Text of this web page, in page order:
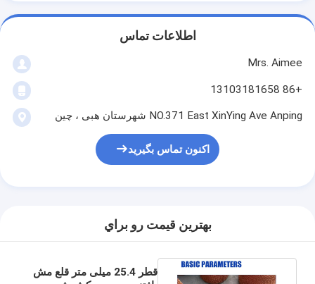
اطلاعات تماس
Mrs. Aimee
+86 13103181658
NO.371 East XinYing Ave Anping شهرستان هبی ، چین
اکنون تماس بگیرید
بهترين قيمت رو براي
قطر 25.4 میلی متر قلع مش